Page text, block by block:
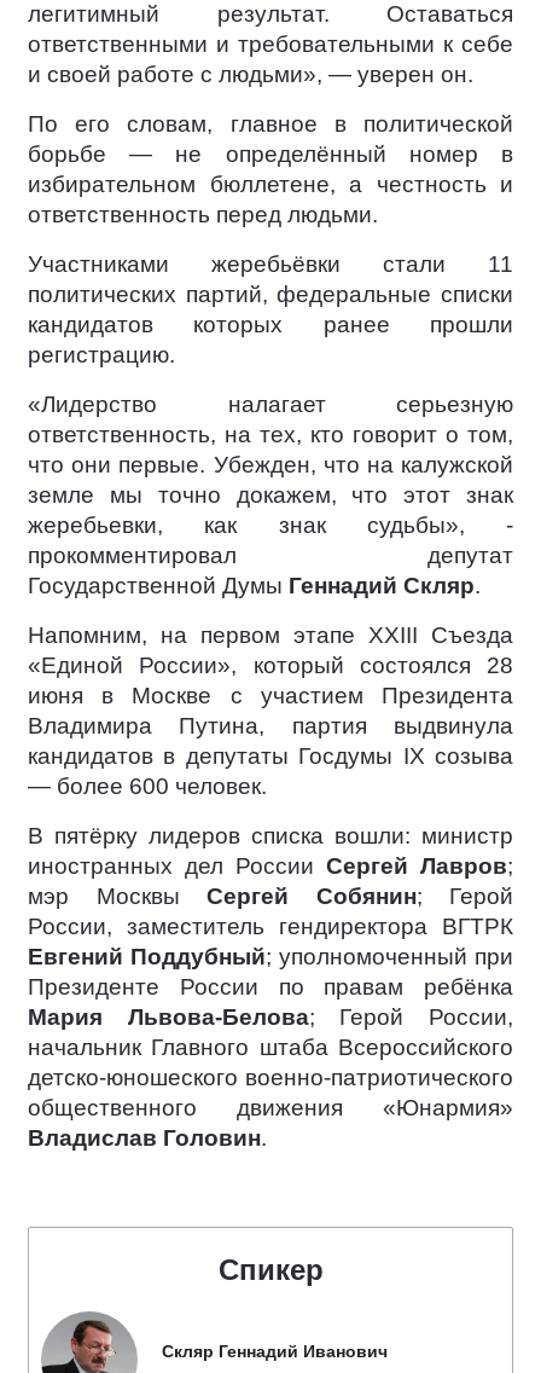
легитимный результат. Оставаться
ответственными и требовательными к себе
и своей работе с людьми», — уверен он.
По его словам, главное в политической
борьбе — не определённый номер в
избирательном бюллетене, а честность и
ответственность перед людьми.
Участниками жеребьёвки стали 11
политических партий, федеральные списки
кандидатов которых ранее прошли
регистрацию.
«Лидерство налагает серьезную
ответственность, на тех, кто говорит о том,
что они первые. Убежден, что на калужской
земле мы точно докажем, что этот знак
жеребьевки, как знак судьбы», -
прокомментировал депутат
Государственной Думы Геннадий Скляр.
Напомним, на первом этапе XXIII Съезда
«Единой России», который состоялся 28
июня в Москве с участием Президента
Владимира Путина, партия выдвинула
кандидатов в депутаты Госдумы IX созыва
— более 600 человек.
В пятёрку лидеров списка вошли: министр
иностранных дел России Сергей Лавров;
мэр Москвы Сергей Собянин; Герой
России, заместитель гендиректора ВГТРК
Евгений Поддубный; уполномоченный при
Президенте России по правам ребёнка
Мария Львова-Белова; Герой России,
начальник Главного штаба Всероссийского
детско-юношеского военно-патриотического
общественного движения «Юнармия»
Владислав Головин.
Спикер
Скляр Геннадий Иванович